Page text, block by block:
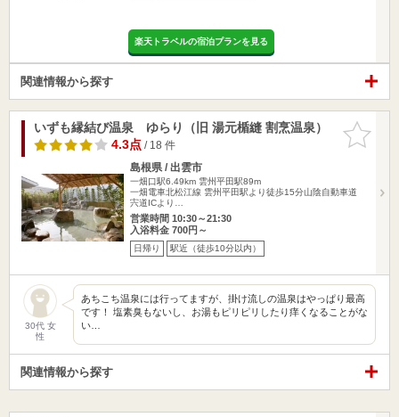
楽天トラベルの宿泊プランを見る
関連情報から探す
お気に入
りに追加
いずも縁結び温泉 ゆらり（旧 湯元楯縫 割烹温泉）
4.3点/ 18 件
島根県 / 出雲市
一畑口駅6.49km 雲州平田駅89m
一畑電車北松江線 雲州平田駅より徒歩15分山陰自動車道
宍道ICより…
営業時間 10:30～21:30
入浴料金 700円～
日帰り 駅近（徒歩10分以内）
30代 女
性
あちこち温泉には行ってますが、掛け流しの温泉はやっぱり最高
です！ 塩素臭もないし、お湯もピリピリしたり痒くなることがな
い…
関連情報から探す